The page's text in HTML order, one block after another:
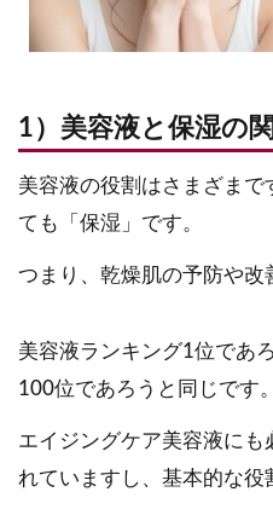
1）美容液と保湿の
美容液の役割はさまざまで
ても「保湿」です。
つまり、乾燥肌の予防や改
美容液ランキング1位であ
100位であろうと同じです。
エイジングケア美容液にも
れていますし、基本的な役